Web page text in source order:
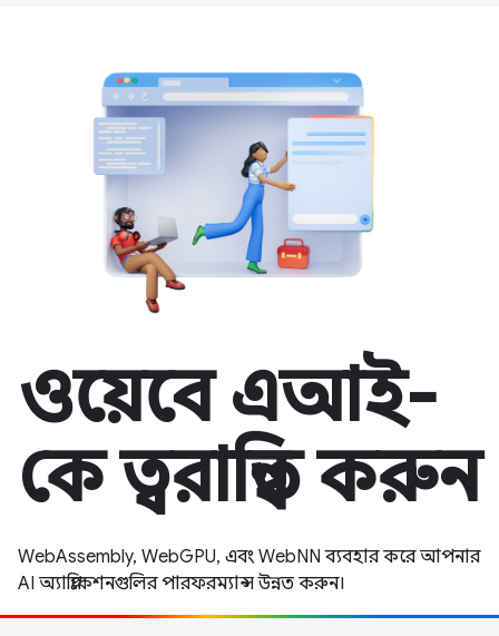
ওয়েবে এআই-
কে ত্বরান্বিত করুন
WebAssembly, WebGPU, এবং WebNN ব্যবহার করে আপনার
AI অ্যাপ্লিকেশনগুলির পারফরম্যান্স উন্নত করুন।